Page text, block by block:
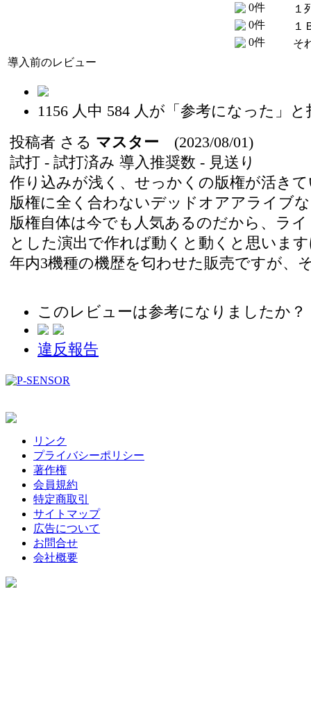
0件
0件
0件
１
１
そ
導入前のレビュー
1156 人中 584 人が「参考になった」
投稿者 さる マスター (2023/08/01)
試打 - 試打済み 導入推奨数 - 見送り
作り込みが浅く、せっかくの版権が活き
版権に全く合わないデッドオアアライブ
版権自体は今でも人気あるのだから、ラ
とした演出で作れば動くと動くと思いま
年内3機種の機歴を匂わせた販売ですが、
このレビューは参考になりましたか？
違反報告
リンク
プライバシーポリシー
著作権
会員規約
特定商取引
サイトマップ
広告について
お問合せ
会社概要